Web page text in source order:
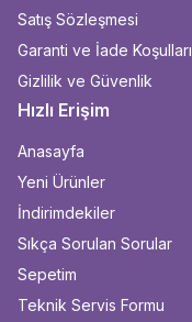
Satış Sözleşmesi
Garanti ve İade Koşulları
Gizlilik ve Güvenlik
Hızlı Erişim
Anasayfa
Yeni Ürünler
İndirimdekiler
Sıkça Sorulan Sorular
Sepetim
Teknik Servis Formu